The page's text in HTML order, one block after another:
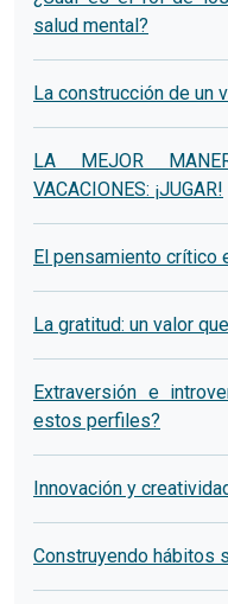
salud mental?
La construcción de un
LA MEJOR
VACACIONES: ¡JUGAR!
El pensamiento crítico
La gratitud: un valor
Extraversión e
estos perfiles?
Innovación y
Construyendo hábitos